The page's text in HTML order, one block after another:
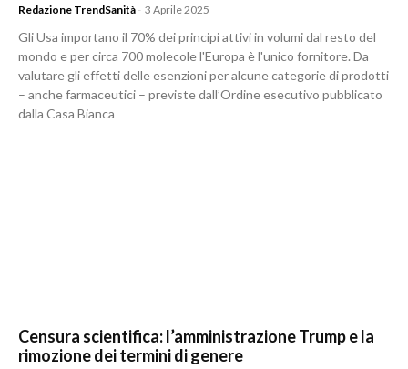
Redazione TrendSanità - 3 Aprile 2025
Gli Usa importano il 70% dei principi attivi in volumi dal resto del
mondo e per circa 700 molecole l'Europa è l'unico fornitore. Da
valutare gli effetti delle esenzioni per alcune categorie di prodotti
– anche farmaceutici – previste dall’Ordine esecutivo pubblicato
dalla Casa Bianca
Censura scientifica: l’amministrazione Trump e la
rimozione dei termini di genere